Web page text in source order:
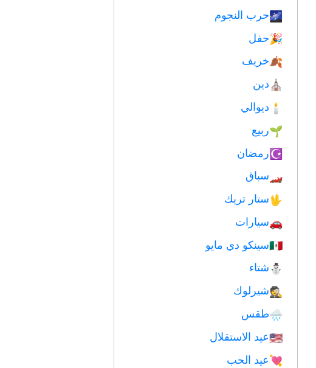
🌌حرب النجوم
🎉حفل
🍂خريف
⛪️دين
🕯 ديوالي
🌱ربيع
☪️رمضان
🏎 سباق
🖖ستار تريك
🚗سيارات
🇲🇽سينكو دي مايو
⛄شتاء
🕵️شيرلوك
🌧طقس
🇺🇸عيد الاستقلال
💘عيد الحب